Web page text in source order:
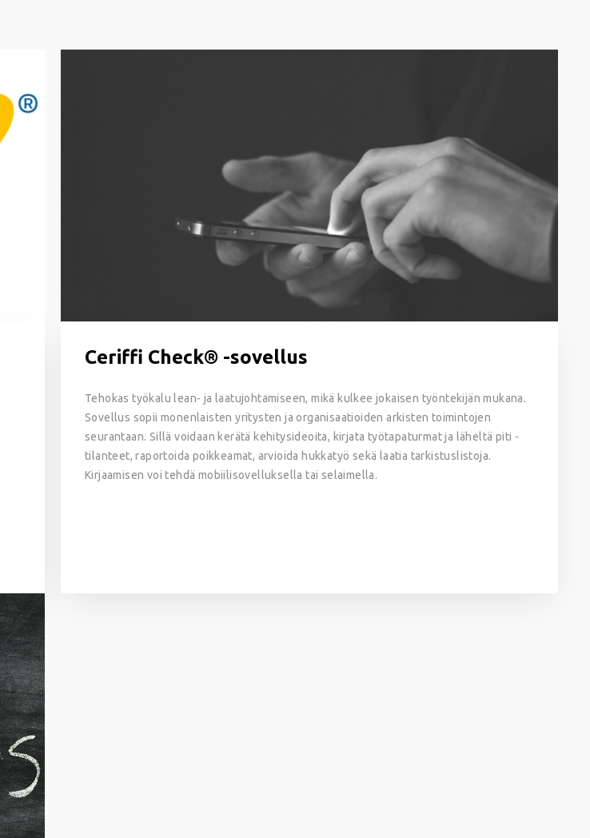
Ceriffi Check® -sovellus
Tehokas työkalu lean- ja laatujohtamiseen, mikä kulkee jokaisen työntekijän mukana.
Sovellus sopii monenlaisten yritysten ja organisaatioiden arkisten toimintojen
seurantaan. Sillä voidaan kerätä kehitysideoita, kirjata työtapaturmat ja läheltä piti -
tilanteet, raportoida poikkeamat, arvioida hukkatyö sekä laatia tarkistuslistoja.
Kirjaamisen voi tehdä mobiilisovelluksella tai selaimella.